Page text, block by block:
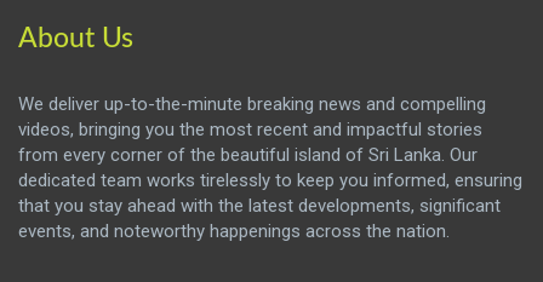
About Us
We deliver up-to-the-minute breaking news and compelling
videos, bringing you the most recent and impactful stories
from every corner of the beautiful island of Sri Lanka. Our
dedicated team works tirelessly to keep you informed, ensuring
that you stay ahead with the latest developments, significant
events, and noteworthy happenings across the nation.